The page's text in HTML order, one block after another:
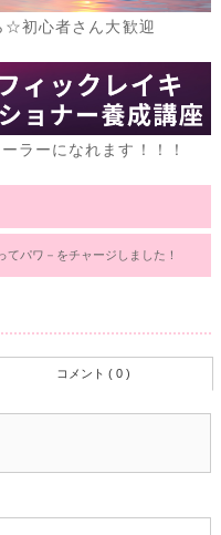
☆初心者さん大歓迎
ラーになれます！！！
てパワ－をチャージしました！
コメント ( 0 )